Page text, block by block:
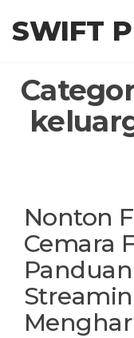
SWIFT
Nonton
Cemara